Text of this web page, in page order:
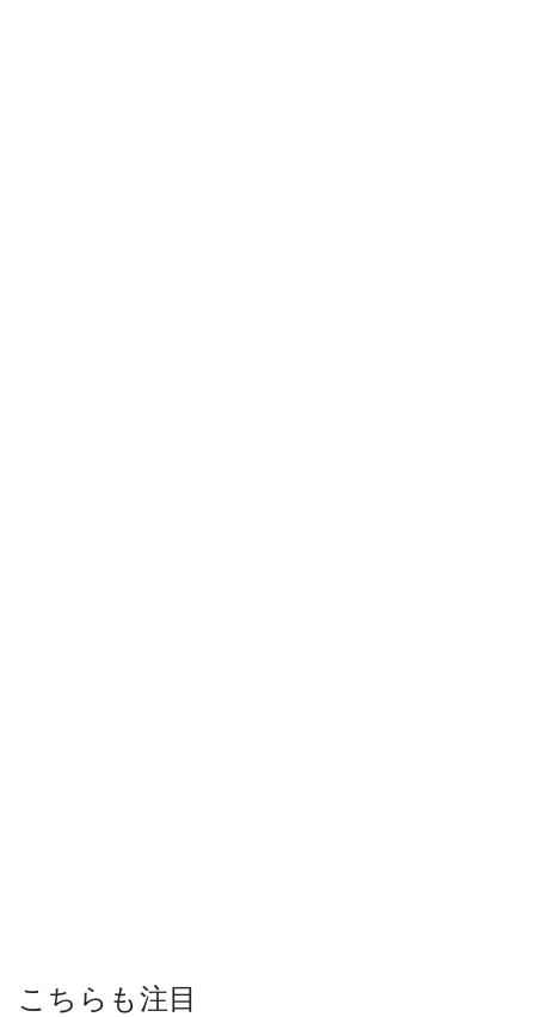
こちらも注目